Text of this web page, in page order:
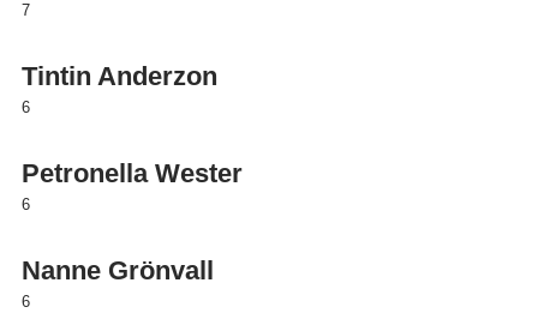
7
Tintin Anderzon
6
Petronella Wester
6
Nanne Grönvall
6